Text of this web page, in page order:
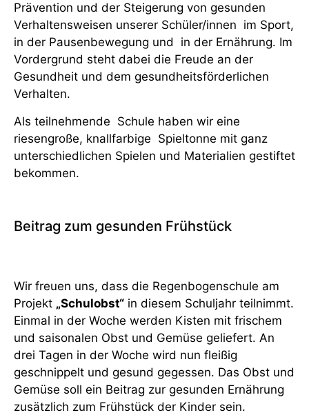
Prävention und der Steigerung von gesunden
Verhaltensweisen unserer Schüler/innen im Sport,
in der Pausenbewegung und in der Ernährung. Im
Vordergrund steht dabei die Freude an der
Gesundheit und dem gesundheitsförderlichen
Verhalten.
Als teilnehmende Schule haben wir eine
riesengroße, knallfarbige Spieltonne mit ganz
unterschiedlichen Spielen und Materialien gestiftet
bekommen.
Beitrag zum gesunden Frühstück
Wir freuen uns, dass die Regenbogenschule am
Projekt „Schulobst“ in diesem Schuljahr teilnimmt.
Einmal in der Woche werden Kisten mit frischem
und saisonalen Obst und Gemüse geliefert. An
drei Tagen in der Woche wird nun fleißig
geschnippelt und gesund gegessen. Das Obst und
Gemüse soll ein Beitrag zur gesunden Ernährung
zusätzlich zum Frühstück der Kinder sein.